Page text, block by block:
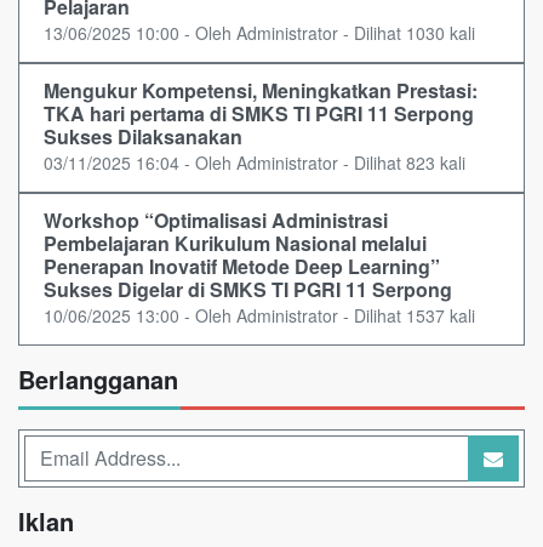
Pelajaran
13/06/2025 10:00 - Oleh Administrator - Dilihat 1030 kali
Mengukur Kompetensi, Meningkatkan Prestasi:
TKA hari pertama di SMKS TI PGRI 11 Serpong
Sukses Dilaksanakan
03/11/2025 16:04 - Oleh Administrator - Dilihat 823 kali
Workshop “Optimalisasi Administrasi
Pembelajaran Kurikulum Nasional melalui
Penerapan Inovatif Metode Deep Learning”
Sukses Digelar di SMKS TI PGRI 11 Serpong
10/06/2025 13:00 - Oleh Administrator - Dilihat 1537 kali
Berlangganan
Iklan